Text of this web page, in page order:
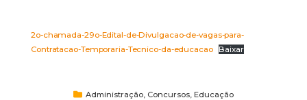
2o-chamada-29o-Edital-de-Divulgacao-de-vagas-para-
Contratacao-Temporaria-Tecnico-da-educacao
Baixar
Administração Concursos Educação